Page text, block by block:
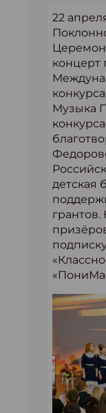
22
концерт
Музыка
детская
грантов.